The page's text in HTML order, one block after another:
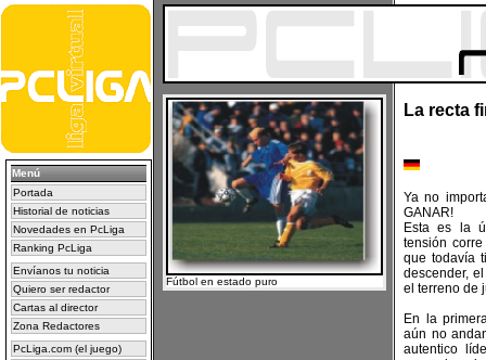
Menú
Portada
Historial de noticias
Novedades en PcLiga
Ranking PcLiga
Envíanos tu noticia
Quiero ser redactor
Cartas al director
Zona Redactores
PcLiga.com (el juego)
Fútbol en estado puro
La recta
Ya no
GANAR!
Esta es la
tensión
que todavía
descender,
el terreno de
En la
aún no
autentico